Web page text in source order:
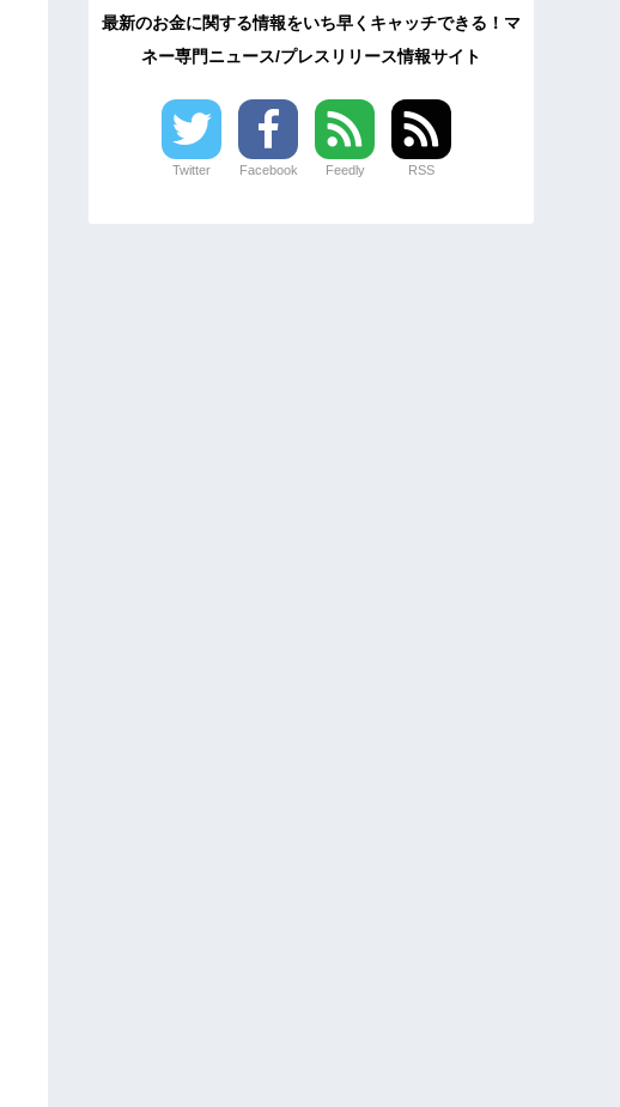
最新のお金に関する情報をいち早くキャッチできる！マ
ネー専門ニュース/プレスリリース情報サイト
Twitter Facebook Feedly RSS